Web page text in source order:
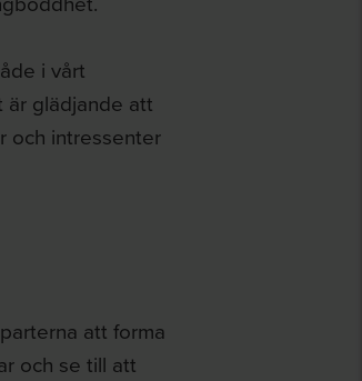
i vårt
är glädjande att
och intressenter
att forma
och se till att